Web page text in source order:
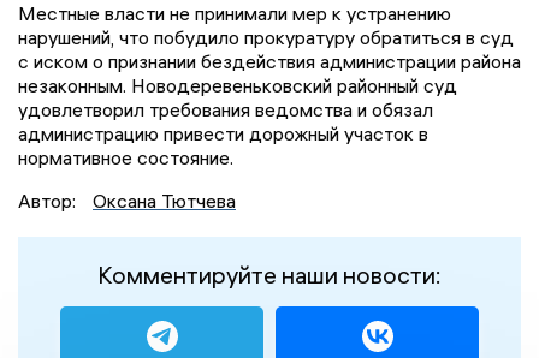
Местные власти не принимали мер к устранению
нарушений, что побудило прокуратуру обратиться в суд
с иском о признании бездействия администрации района
незаконным. Новодеревеньковский районный суд
удовлетворил требования ведомства и обязал
администрацию привести дорожный участок в
нормативное состояние.
Автор:
Оксана Тютчева
Комментируйте наши новости: